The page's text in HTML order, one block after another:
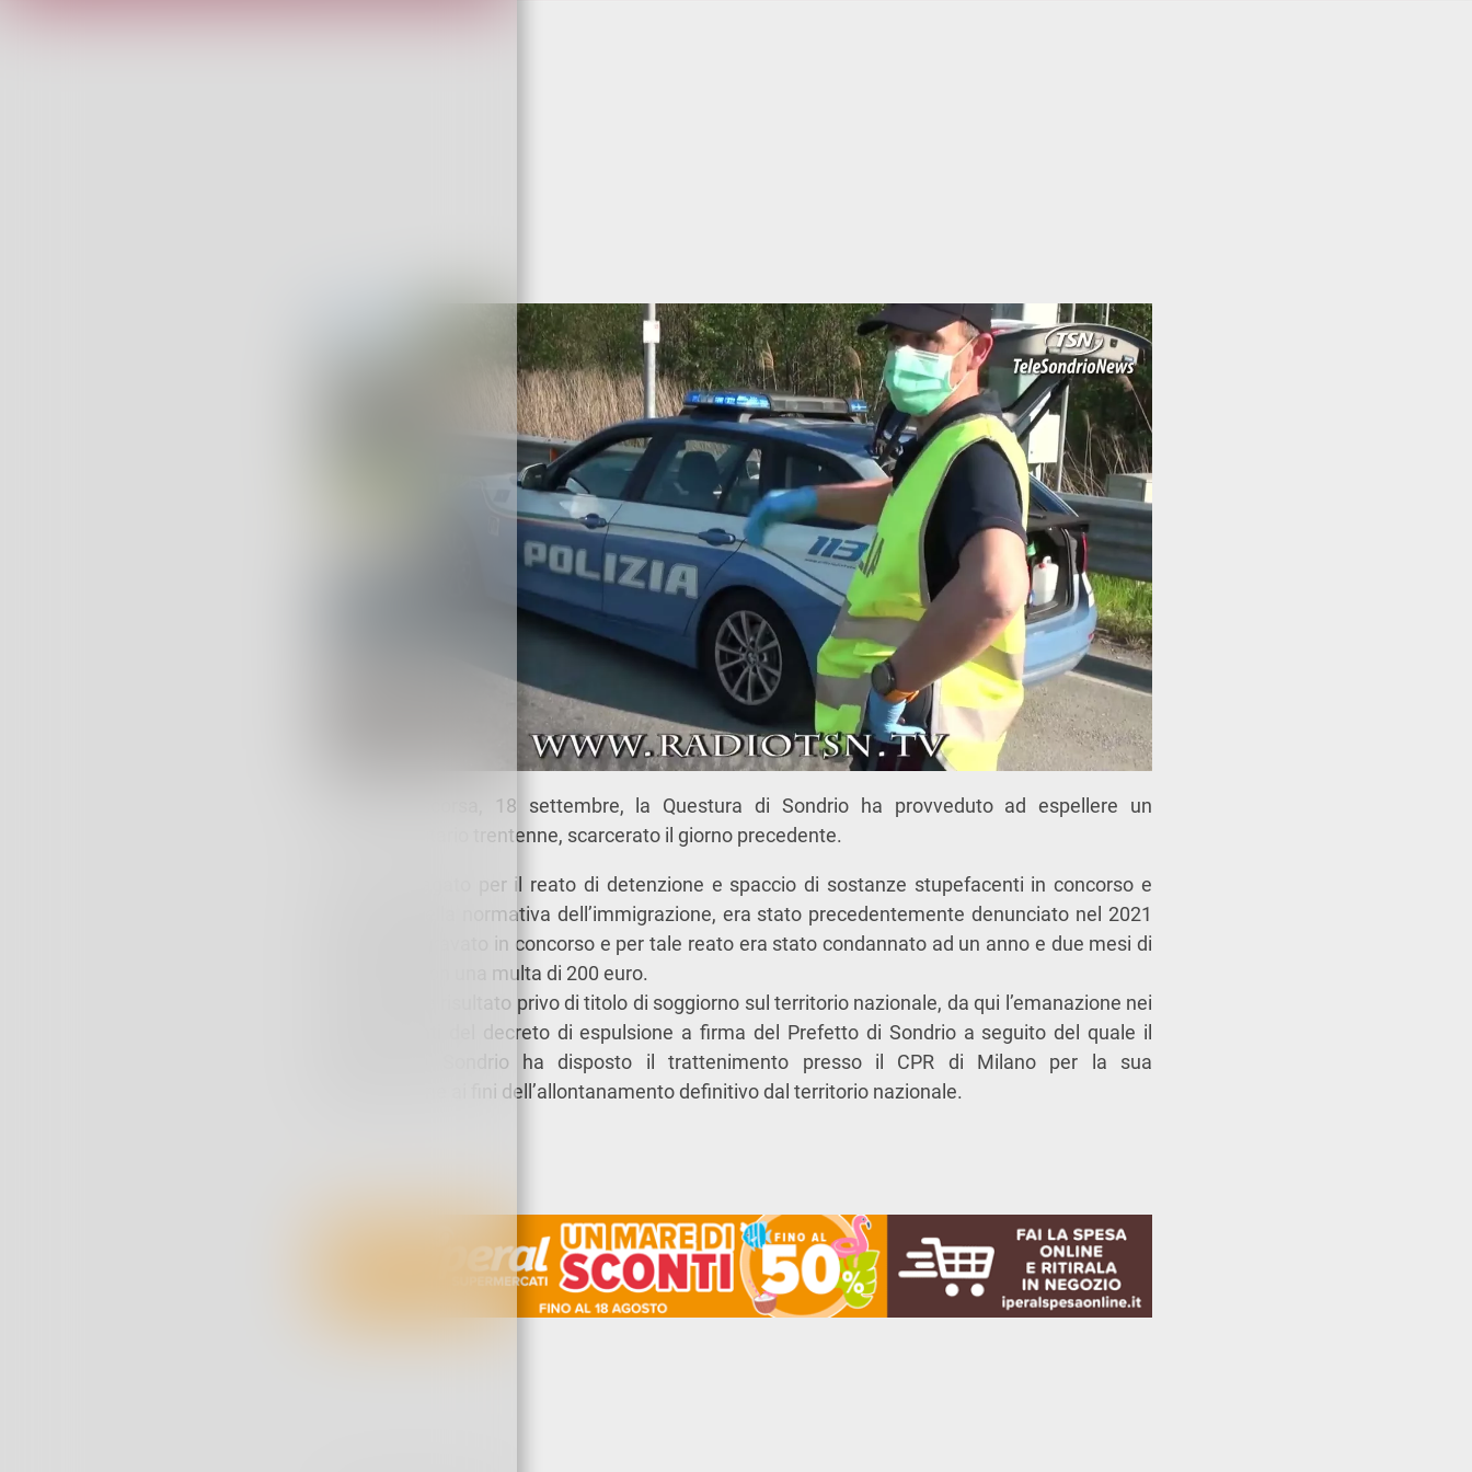
Domenica scorsa, 18 settembre, la Questura di Sondrio ha provveduto ad espellere un
extracomunitario trentenne, scarcerato il giorno precedente.
L’uomo, indagato per il reato di detenzione e spaccio di sostanze stupefacenti in concorso e
violazione della normativa dell’immigrazione, era stato precedentemente denunciato nel 2021
per furto aggravato in concorso e per tale reato era stato condannato ad un anno e due mesi di
reclusione, con una multa di 200 euro.
Il trentenne è risultato privo di titolo di soggiorno sul territorio nazionale, da qui l’emanazione nei
suoi confronti del decreto di espulsione a firma del Prefetto di Sondrio a seguito del quale il
Questore di Sondrio ha disposto il trattenimento presso il CPR di Milano per la sua
identificazione ai fini dell’allontanamento definitivo dal territorio nazionale.